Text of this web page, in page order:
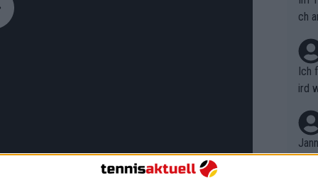
ch
Ich
ird
r in
em